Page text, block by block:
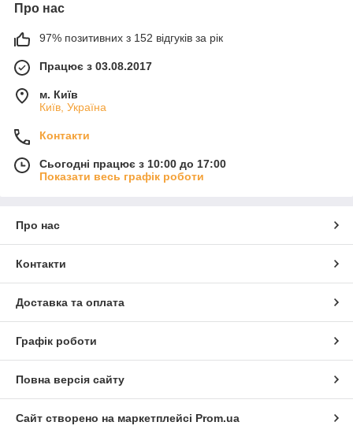
Про нас
97% позитивних з 152 відгуків за рік
Працює з 03.08.2017
м. Київ
Київ, Україна
Контакти
Сьогодні працює з 10:00 до 17:00
Показати весь графік роботи
Про нас
Контакти
Доставка та оплата
Графік роботи
Повна версія сайту
Сайт створено на маркетплейсі Prom.ua